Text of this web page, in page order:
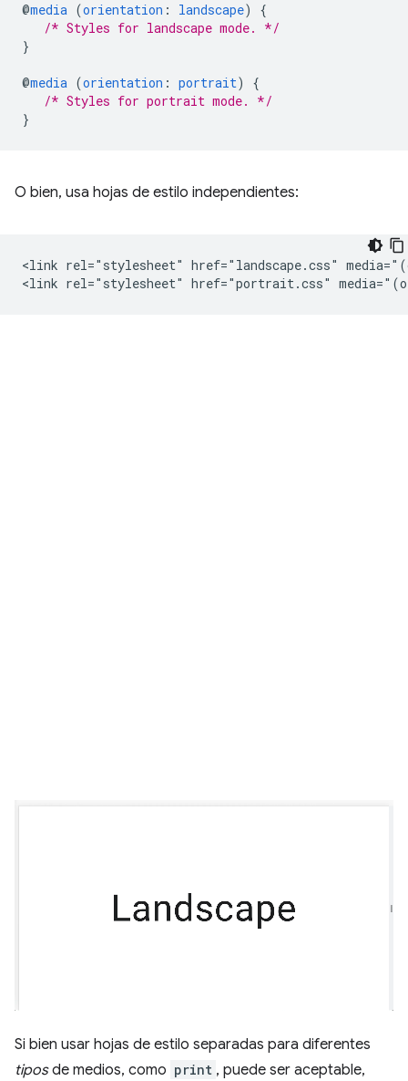
@media (orientation : landscape)
{
/* Styles for landscape mode. */
}
@media (orientation : portrait)
{
/* Styles for portrait mode. */
}
O bien, usa hojas de estilo independientes:
<link rel="stylesheet" href="landscape.css"
Si bien usar hojas de estilo separadas para diferentes
tiposde medios, como print , puede ser aceptable,